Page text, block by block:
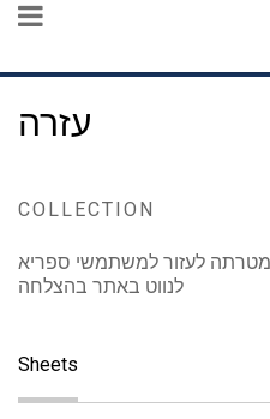
עזרה
COLLECTION
לעזור למשתמשי ספריא
לנווט באתר בהצלחה
Sheets